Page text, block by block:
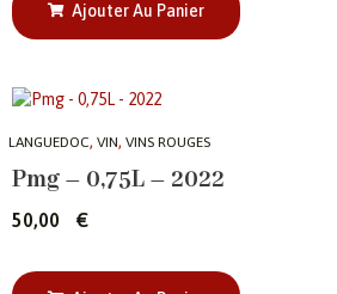
Ajouter Au Panier
LANGUEDOC, VIN, VINS ROUGES
Pmg – 0,75L – 2022
50,00 €